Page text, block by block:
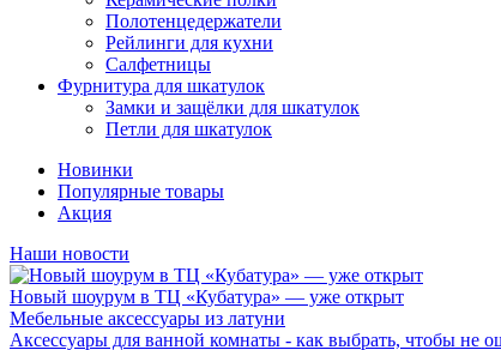
Полотенцедержатели
Рейлинги для кухни
Салфетницы
Фурнитура для шкатулок
Замки и защёлки для шкатулок
Петли для шкатулок
Новинки
Популярные товары
Акция
Наши новости
Новый шоурум в ТЦ «Кубатура» — уже открыт
Мебельные аксессуары из латуни
Аксессуары для ванной комнаты - как выбрать, чтобы не